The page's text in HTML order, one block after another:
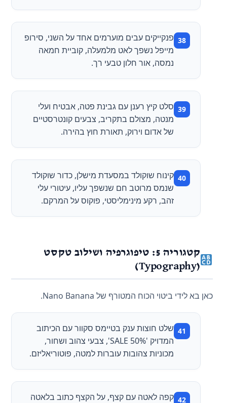
פנקייקים עבים מוערמים אחד על השני, סירופ
מייפל נשפך לאט מלמעלה, קוביית חמאה
נמסה, אור חלון טבעי רך.
סלט קיץ רענן עם גבינת פטה, אבטיח ועלי
מנטה, מצולם בתקריב, צבעים קונטרסטיים
של אדום וירוק, תאורת חוץ בהירה.
קינוח שוקולד במסעדת מישלן, כדור שוקולד
שנמס מרוטב חם שנשפך עליו, עיטורי עלי
זהב, רקע מינימליסטי, פוקוס על המרקם.
קטגוריה 5: טיפוגרפיה ושילוב טקסט
(Typography)
כאן בא לידי ביטוי הכוח המטורף של Nano Banana.
שלט חוצות ענק בטיימס סקוור עם הכיתוב
המדויק 'SALE 50%', צבעי צהוב ושחור,
מכוניות צהובות עוברות למטה, פוטוריאליזם.
קפה לאטה עם קצף, על הקצף כתוב בלאטה